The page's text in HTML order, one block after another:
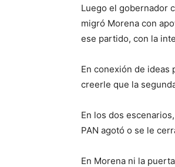
Luego el gobernador
migró Morena con
ese partido, con la
En conexión de ideas
creerle que la
En los dos
PAN agotó o se le
En Morena ni la